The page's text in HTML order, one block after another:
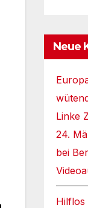
Neue
Linke
24.
bei
Hilflos